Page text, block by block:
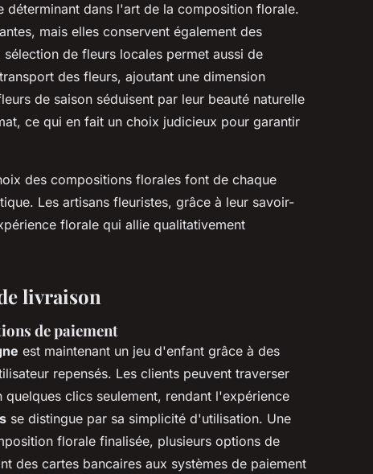
déterminant dans l'art de la composition florale.
mais elles conservent également des
de fleurs locales permet aussi de
des fleurs, ajoutant une dimension
de saison séduisent par leur beauté naturelle
ce qui en fait un choix judicieux pour garantir
des compositions florales font de chaque
Les artisans fleuristes, grâce à leur savoir-
florale qui allie qualitativement
livraison
de paiement
est maintenant un jeu d'enfant grâce à des
repensés. Les clients peuvent traverser
clics seulement, rendant l'expérience
se distingue par sa simplicité d'utilisation. Une
florale finalisée, plusieurs options de
des cartes bancaires aux systèmes de paiement